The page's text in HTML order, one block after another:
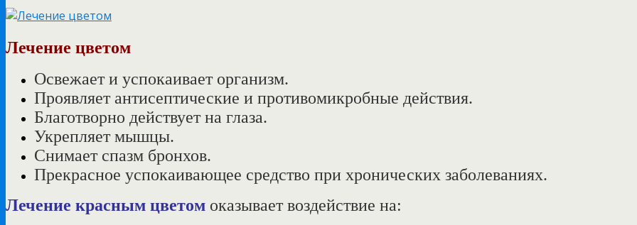
Лечение цветом
Освежает и успокаивает организм.
Проявляет антисептические и противомикробные действия.
Благотворно действует на глаза.
Укрепляет мышцы.
Снимает спазм бронхов.
Прекрасное успокаивающее средство при хронических заболеваниях.
Лечение красным цветом оказывает воздействие на: